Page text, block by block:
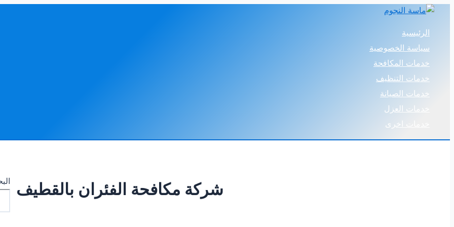
تخطي
المحتوىالرئيسية
سياسة الخصوصية
خدمات المكافحة
خدمات التنظيف
خدمات الصيانة
خدمات العزل
خدمات اخرى
شركة مكافحة الفئران بالقطيف